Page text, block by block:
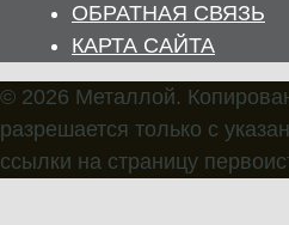
ОБРАТНАЯ СВЯЗЬ
КАРТА САЙТА
© 2026 Металлой.
разрешается только с
ссылки на страницу